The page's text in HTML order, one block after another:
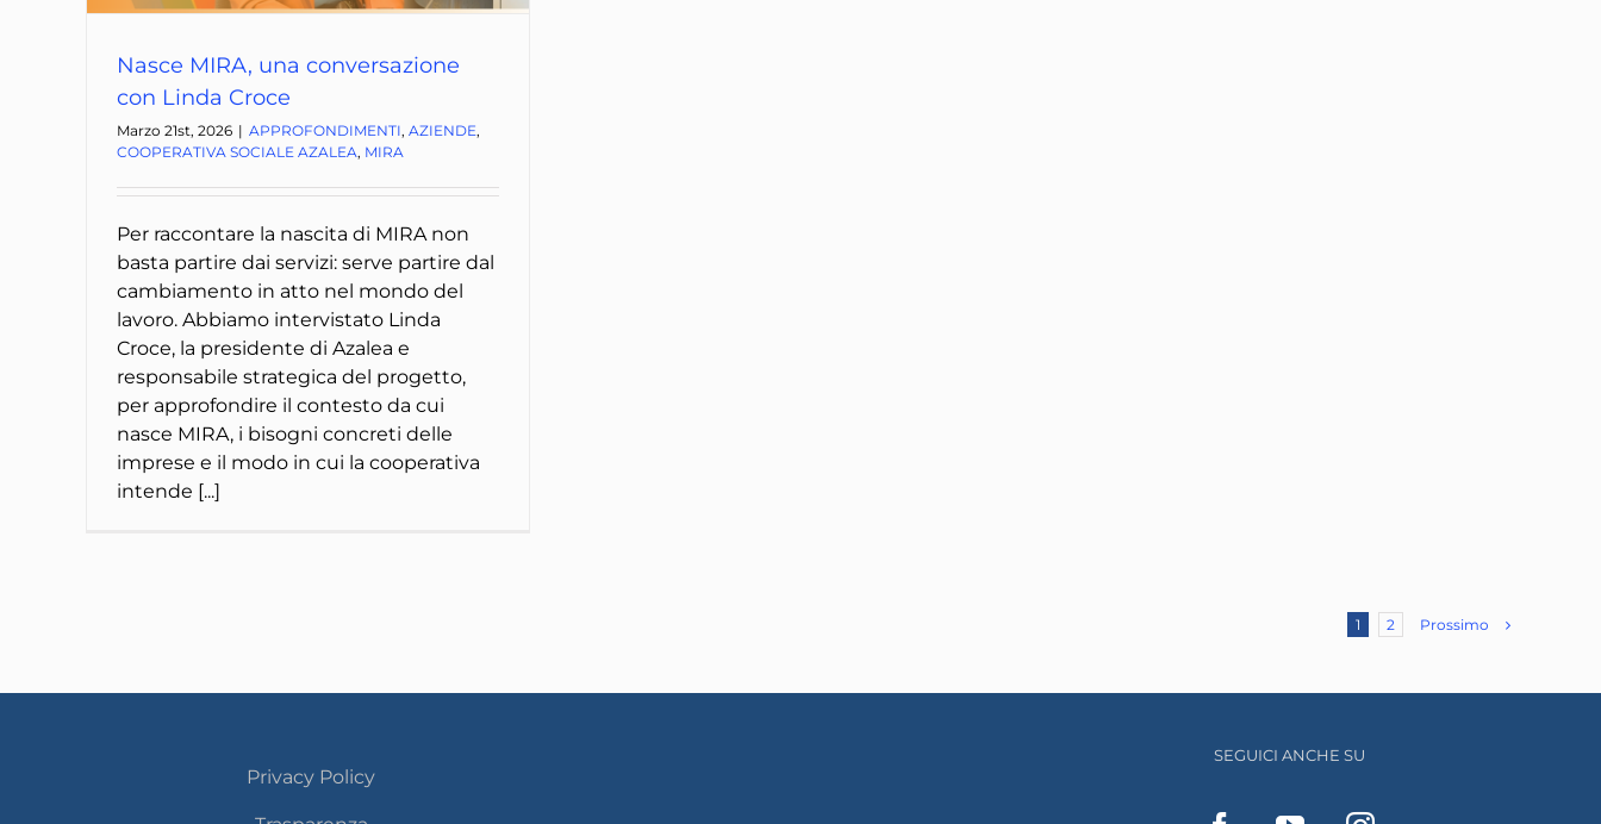
Nasce MIRA, una conversazione
con Linda Croce
Marzo 21st, 2026 | APPROFONDIMENTI, AZIENDE,
COOPERATIVA SOCIALE AZALEA, MIRA
Per raccontare la nascita di MIRA non
basta partire dai servizi: serve partire dal
cambiamento in atto nel mondo del
lavoro. Abbiamo intervistato Linda
Croce, la presidente di Azalea e
responsabile strategica del progetto,
per approfondire il contesto da cui
nasce MIRA, i bisogni concreti delle
imprese e il modo in cui la cooperativa
intende [...]
1 2 Prossimo
Privacy Policy
SEGUICI ANCHE SU